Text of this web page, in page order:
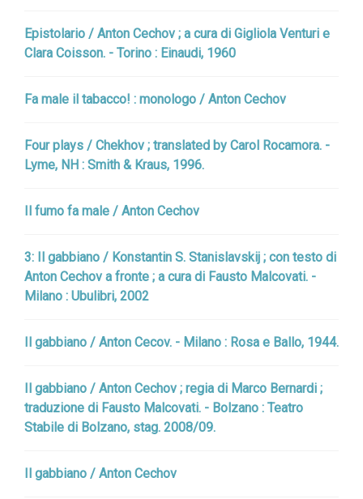
Epistolario / Anton Cechov ; a cura di Gigliola Venturi e
Clara Coisson. - Torino : Einaudi, 1960
Fa male il tabacco! : monologo / Anton Cechov
Four plays / Chekhov ; translated by Carol Rocamora. -
Lyme, NH : Smith & Kraus, 1996.
Il fumo fa male / Anton Cechov
3: Il gabbiano / Konstantin S. Stanislavskij ; con testo di
Anton Cechov a fronte ; a cura di Fausto Malcovati. -
Milano : Ubulibri, 2002
Il gabbiano / Anton Cecov. - Milano : Rosa e Ballo, 1944.
Il gabbiano / Anton Cechov ; regia di Marco Bernardi ;
traduzione di Fausto Malcovati. - Bolzano : Teatro
Stabile di Bolzano, stag. 2008/09.
Il gabbiano / Anton Cechov